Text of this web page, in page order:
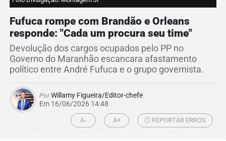
Fufuca rompe com Brandão e Orleans
responde: "Cada um procura seu time"
Devolução dos cargos ocupados pelo PP no
Governo do Maranhão escancara afastamento
político entre André Fufuca e o grupo governista.
PorWillamy Figueira/Editor-chefe
Em 16/06/2026 14:48
A- A+ REPORTAR ERROS